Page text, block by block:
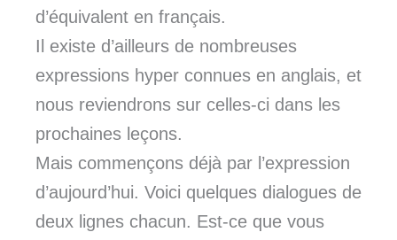
d’équivalent en français.
Il existe d’ailleurs de nombreuses
expressions hyper connues en anglais, et
nous reviendrons sur celles-ci dans les
prochaines leçons.
Mais commençons déjà par l’expression
d’aujourd’hui. Voici quelques dialogues de
deux lignes chacun. Est-ce que vous